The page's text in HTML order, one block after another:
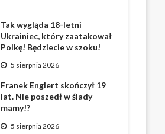
Tak wygląda 18-letni
Ukrainiec, który zaatakował
Polkę! Będziecie w szoku!
5 sierpnia 2026
Franek Englert skończył 19
lat. Nie poszedł w ślady
mamy!?
5 sierpnia 2026